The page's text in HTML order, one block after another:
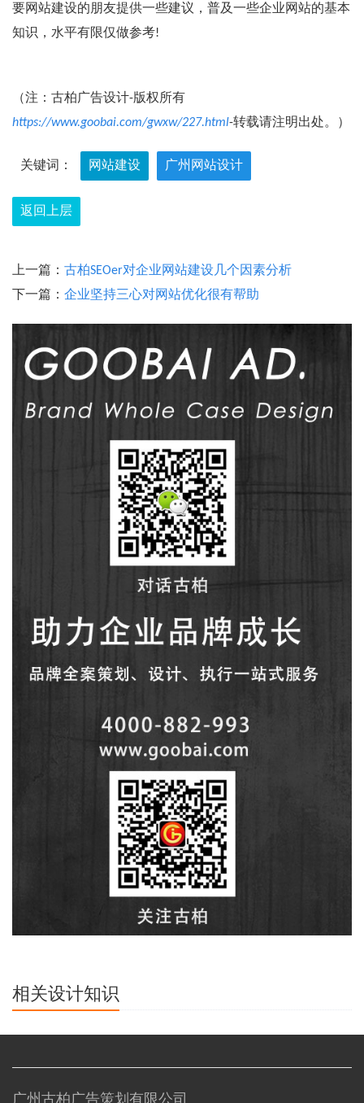
要网站建设的朋友提供一些建议，普及一些企业网站的基本
知识，水平有限仅做参考!
（注：古柏广告设计-版权所有
https://www.goobai.com/gwxw/227.html-转载请注明出处。）
关键词： 网站建设 广州网站设计
返回上层
上一篇： 古柏SEOer对企业网站建设几个因素分析
下一篇： 企业坚持三心对网站优化很有帮助
相关设计知识